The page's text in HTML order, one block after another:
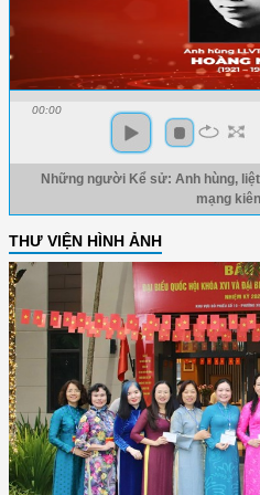
00:00
Những người Kể sử: Anh hùng,
mạng
THƯ VIỆN HÌNH ẢNH